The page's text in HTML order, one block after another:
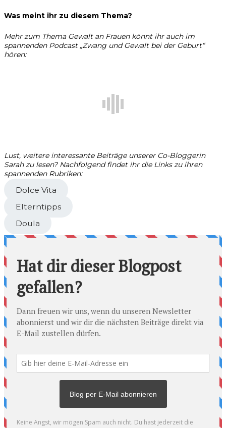
Was meint ihr zu diesem Thema?
Mehr zum Thema Gewalt an Frauen könnt ihr auch im
spannenden Podcast „Zwang und Gewalt bei der Geburt“
hören:
Lust, weitere interessante Beiträge unserer Co-Bloggerin
Sarah zu lesen? Nachfolgend findet ihr die Links zu ihren
spannenden Rubriken:
Dolce Vita
Elterntipps
Doula